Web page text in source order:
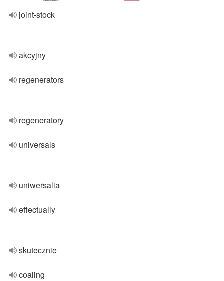
joint-stock
akcyjny
regenerators
regeneratory
universals
uniwersalia
effectually
skutecznie
coaling